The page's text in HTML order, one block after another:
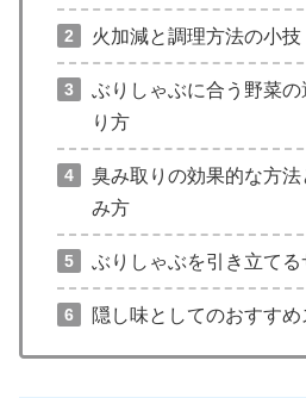
火加減と調理方法の小技
ぶりしゃぶに合う野菜
り方
臭み取りの効果的な方
み方
ぶりしゃぶを引き立てる
隠し味としてのおすすめ